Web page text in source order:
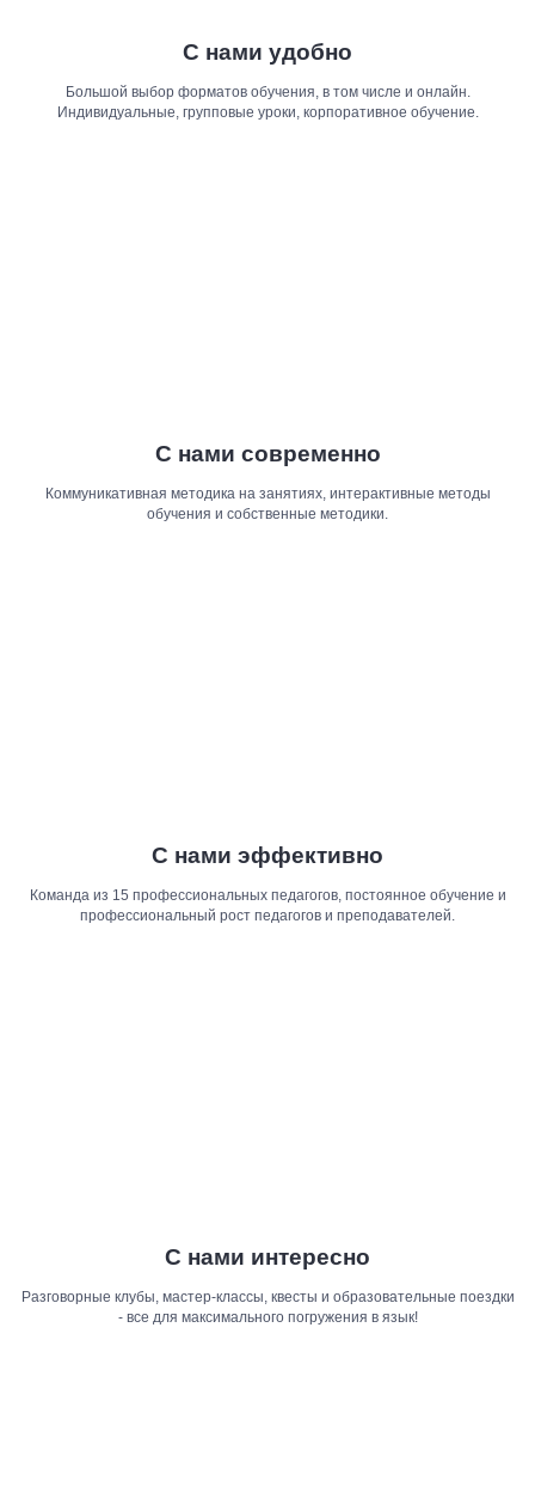
С нами удобно
Большой выбор форматов обучения, в том числе и онлайн.
Индивидуальные, групповые уроки, корпоративное обучение.
С нами современно
Коммуникативная методика на занятиях, интерактивные методы
обучения и собственные методики.
С нами эффективно
Команда из 15 профессиональных педагогов, постоянное обучение и
профессиональный рост педагогов и преподавателей.
С нами интересно
Разговорные клубы, мастер-классы, квесты и образовательные поездки
- все для максимального погружения в язык!